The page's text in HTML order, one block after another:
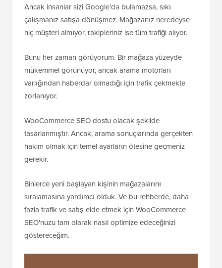
Ancak insanlar sizi Google'da bulamazsa, sıkı
çalışmanız satışa dönüşmez. Mağazanız neredeyse
hiç müşteri almıyor, rakipleriniz ise tüm trafiği alıyor.
Bunu her zaman görüyorum. Bir mağaza yüzeyde
mükemmel görünüyor, ancak arama motorları
varlığından haberdar olmadığı için trafik çekmekte
zorlanıyor.
WooCommerce SEO dostu olacak şekilde
tasarlanmıştır. Ancak, arama sonuçlarında gerçekten
hakim olmak için temel ayarların ötesine geçmeniz
gerekir.
Binlerce yeni başlayan kişinin mağazalarını
sıralamasına yardımcı olduk. Ve bu rehberde, daha
fazla trafik ve satış elde etmek için WooCommerce
SEO'nuzu tam olarak nasıl optimize edeceğinizi
göstereceğim.